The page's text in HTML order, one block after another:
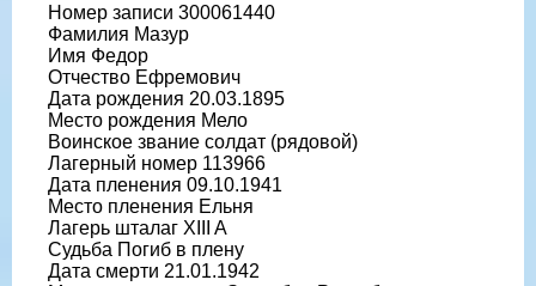
Номер записи 300061440
Фамилия Мазур
Имя Федор
Отчество Ефремович
Дата рождения 20.03.1895
Место рождения Мело
Воинское звание солдат (рядовой)
Лагерный номер 113966
Дата пленения 09.10.1941
Место пленения Ельня
Лагерь шталаг XIII A
Судьба Погиб в плену
Дата смерти 21.01.1942